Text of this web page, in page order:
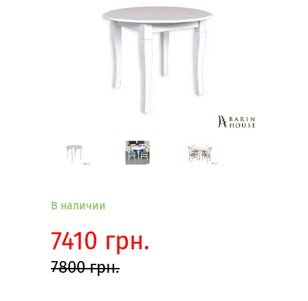
В наличии
7410 грн.
7800 грн.